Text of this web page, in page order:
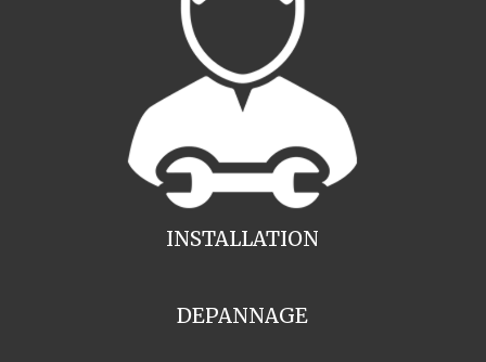
INSTALLATION
DEPANNAGE